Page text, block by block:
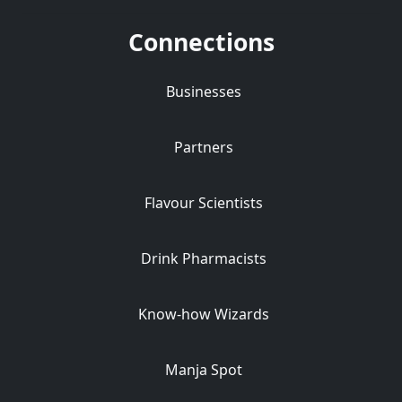
Connections
Businesses
Partners
Flavour Scientists
Drink Pharmacists
Know-how Wizards
Manja Spot